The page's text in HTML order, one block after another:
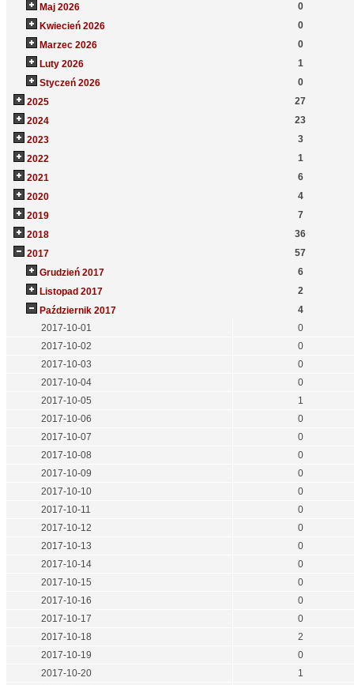
Maj 2026
0
Kwiecień 2026
0
Marzec 2026
0
Luty 2026
1
Styczeń 2026
0
2025
27
2024
23
2023
3
2022
1
2021
6
2020
4
2019
7
2018
36
2017
57
Grudzień 2017
6
Listopad 2017
2
Październik 2017
4
2017-10-01
0
2017-10-02
0
2017-10-03
0
2017-10-04
0
2017-10-05
1
2017-10-06
0
2017-10-07
0
2017-10-08
0
2017-10-09
0
2017-10-10
0
2017-10-11
0
2017-10-12
0
2017-10-13
0
2017-10-14
0
2017-10-15
0
2017-10-16
0
2017-10-17
0
2017-10-18
2
2017-10-19
0
2017-10-20
1